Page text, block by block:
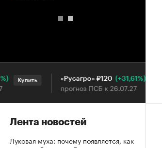
Купить «Русагро» ₽120 (+31,61%)
прогноз ПСБ к 26.07.27
Купить
Лента новостей
Луковая муха: почему появляется, как